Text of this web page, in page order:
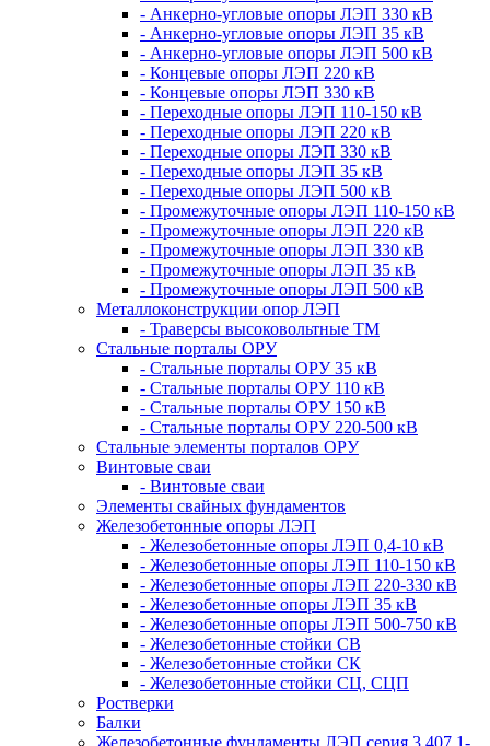
- Анкерно-угловые опоры ЛЭП 330 кВ
- Анкерно-угловые опоры ЛЭП 35 кВ
- Анкерно-угловые опоры ЛЭП 500 кВ
- Концевые опоры ЛЭП 220 кВ
- Концевые опоры ЛЭП 330 кВ
- Переходные опоры ЛЭП 110-150 кВ
- Переходные опоры ЛЭП 220 кВ
- Переходные опоры ЛЭП 330 кВ
- Переходные опоры ЛЭП 35 кВ
- Переходные опоры ЛЭП 500 кВ
- Промежуточные опоры ЛЭП 110-150 кВ
- Промежуточные опоры ЛЭП 220 кВ
- Промежуточные опоры ЛЭП 330 кВ
- Промежуточные опоры ЛЭП 35 кВ
- Промежуточные опоры ЛЭП 500 кВ
Металлоконструкции опор ЛЭП
- Траверсы высоковольтные ТМ
Стальные порталы ОРУ
- Стальные порталы ОРУ 35 кВ
- Стальные порталы ОРУ 110 кВ
- Стальные порталы ОРУ 150 кВ
- Стальные порталы ОРУ 220-500 кВ
Стальные элементы порталов ОРУ
Винтовые сваи
- Винтовые сваи
Элементы свайных фундаментов
Железобетонные опоры ЛЭП
- Железобетонные опоры ЛЭП 0,4-10 кВ
- Железобетонные опоры ЛЭП 110-150 кВ
- Железобетонные опоры ЛЭП 220-330 кВ
- Железобетонные опоры ЛЭП 35 кВ
- Железобетонные опоры ЛЭП 500-750 кВ
- Железобетонные стойки СВ
- Железобетонные стойки СК
- Железобетонные стойки СЦ, СЦП
Ростверки
Балки
Железобетонные фундаменты ЛЭП серия 3.407.1-